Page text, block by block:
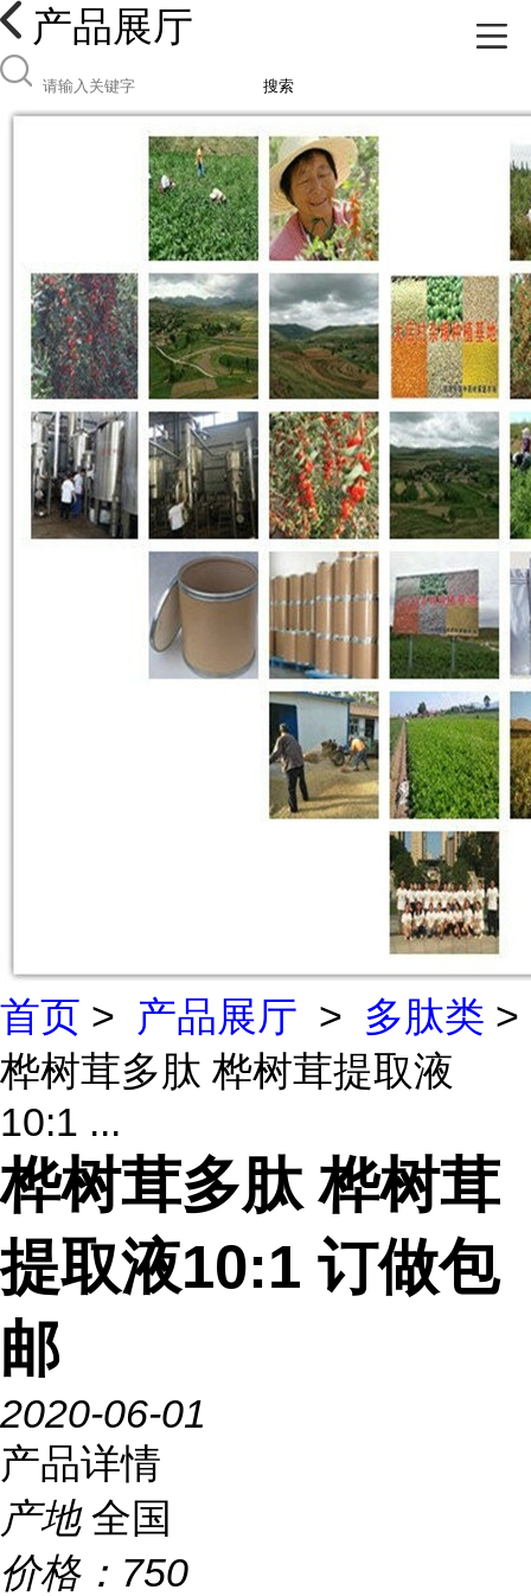
产品展厅
搜索
首页 > 产品展厅 > 多肽类 >
桦树茸多肽 桦树茸提取液
10:1 ...
桦树茸多肽 桦树茸
提取液10:1 订做包
邮
2020-06-01
产品详情
产地 全国
价格： 750